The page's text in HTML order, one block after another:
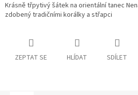
Krásně třpytivý šátek na orientální tanec
zdobený tradičními korálky a střapci
ZEPTAT SE HLÍDAT SDÍLET